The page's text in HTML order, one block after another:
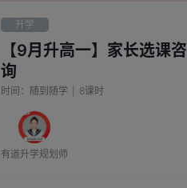
升学
【9月升高一】家长选课咨
询
时间： 随到随学 8课时
有道升学规划师